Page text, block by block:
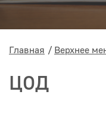
Главная Верхнее
ЦОД